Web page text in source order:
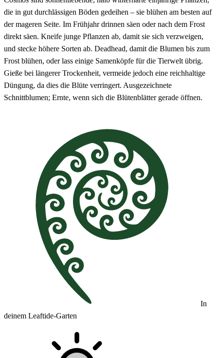
die in gut durchlässigen Böden gedeihen – sie blühen am besten auf
der mageren Seite. Im Frühjahr drinnen säen oder nach dem Frost
direkt säen. Kneife junge Pflanzen ab, damit sie sich verzweigen,
und stecke höhere Sorten ab. Deadhead, damit die Blumen bis zum
Frost blühen, oder lass einige Samenköpfe für die Tierwelt übrig.
Gieße bei längerer Trockenheit, vermeide jedoch eine reichhaltige
Düngung, da dies die Blüte verringert. Ausgezeichnete
Schnittblumen; Ernte, wenn sich die Blütenblätter gerade öffnen.
In
deinem Leaftide-Garten